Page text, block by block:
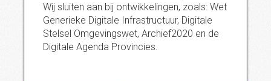
Wij sluiten aan bij ontwikkelingen, zoals: Wet
Generieke Digitale Infrastructuur, Digitale
Stelsel Omgevingswet, Archief2020 en de
Digitale Agenda Provincies.